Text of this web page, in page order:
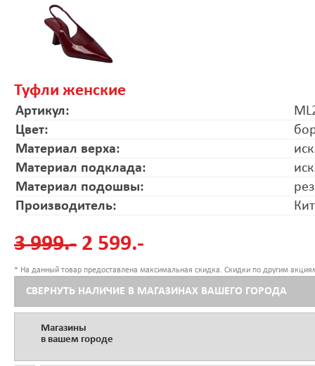
Туфли женские
Артикул:
Цвет:
Материал верха:
Материал подклада:
Материал подошвы:
Производитель:
3 999.- 2 599.-
* На данный товар предоставлена максимальная скидка. Скидки по другим
СВЕРНУТЬ НАЛИЧИЕ В МАГАЗИНАХ ВАШЕГО ГОРОДА
Магазины
в вашем городе